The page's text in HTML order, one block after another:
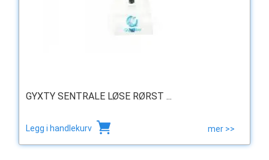
GYXTY SENTRALE LØSE RØRST ...
Legg i handlekurv mer >>